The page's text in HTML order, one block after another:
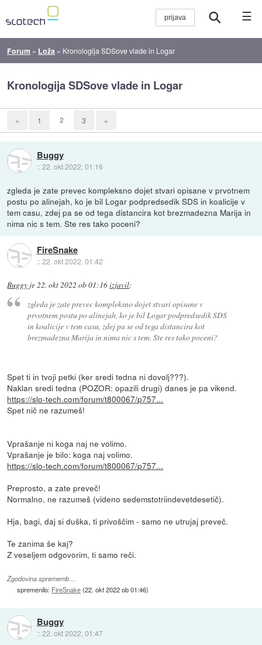
☰
Forum » Loža » Kronologija SDSove vlade in Logar
Kronologija SDSove vlade in Logar
« 1 2 3 »
Buggy
::22. okt 2022, 01:16
zgleda je zate prevec kompleksno dojet stvari opisane v prvotnem
postu po alinejah, ko je bil Logar podpredsedik SDS in koalicije v
tem casu, zdej pa se od tega distancira kot brezmadezna Marija in
nima nic s tem. Ste res tako poceni?
FireSnake
::22. okt 2022, 01:42
Buggy je22. okt 2022 ob 01:16izjavil:
zgleda je zate prevec kompleksno dojet stvari opisane v
prvotnem postu po alinejah, ko je bil Logar podpredsedik SDS
in koalicije v tem casu, zdej pa se od tega distancira kot
brezmadezna Marija in nima nic s tem. Ste res tako poceni?
Spet ti in tvoji petki (ker sredi tedna ni dovolj???).
Naklan sredi tedna (POZOR: opazili drugi) danes je pa vikend.
https://slo-tech.com/forum/t800067/p757...
Spet nič ne razumeš!
Vprašanje ni koga naj ne volimo.
Vprašanje je bilo: koga naj volimo.
https://slo-tech.com/forum/t800067/p757...
Preprosto, a zate preveč!
Normalno, ne razumeš (videno sedemstotriindevetdesetič).
Hja, bagi, daj si duška, ti privoščim - samo ne utrujaj preveč.
Te zanima še kaj?
Z veseljem odgovorim, ti samo reči.
Zgodovina sprememb…
spremenilo: FireSnake(22. okt 2022 ob 01:46)
Buggy
::22. okt 2022, 01:47